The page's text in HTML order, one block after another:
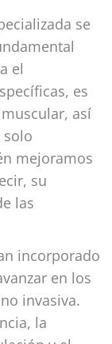
se
el
es
así
solo
mejoramos
su
las
incorporado
en los
invasiva.
la